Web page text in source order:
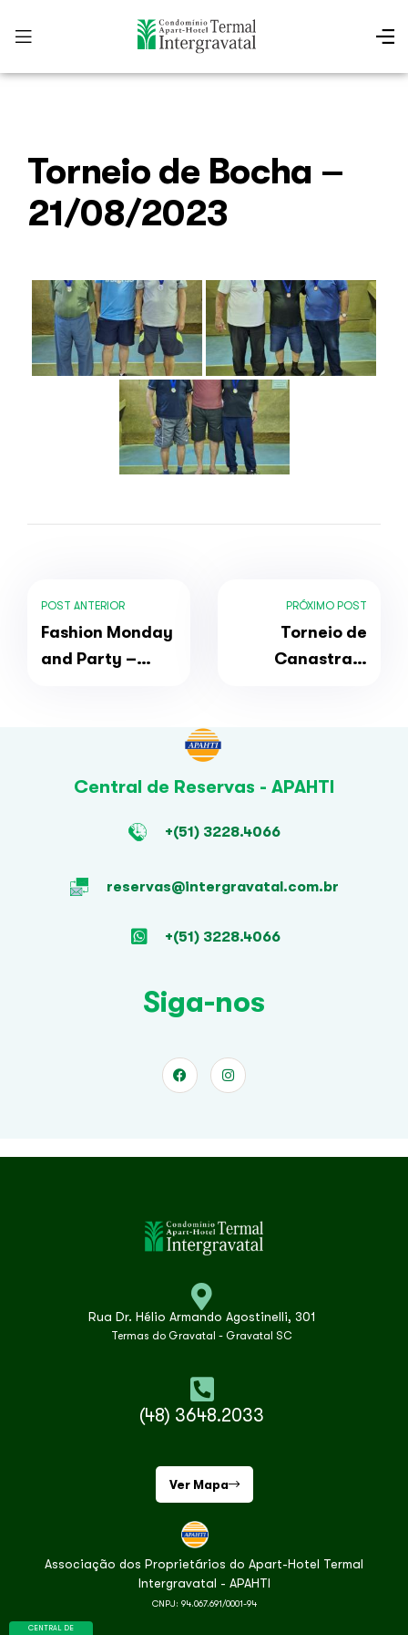
Torneio de Bocha –
21/08/2023
POST ANTERIOR
Fashion Monday
and Party –
PRÓXIMO POST
Torneio de
Canastra –
Central de Reservas - APAHTI
+(51) 3228.4066
reservas@intergravatal.com.br
+(51) 3228.4066
Siga-nos
Rua Dr. Hélio Armando Agostinelli, 301
Termas do Gravatal - Gravatal SC
(48) 3648.2033
Ver Mapa
Associação dos Proprietários do Apart-Hotel Termal
Intergravatal - APAHTI
CNPJ: 94.067.691/0001-94
CENTRAL DE